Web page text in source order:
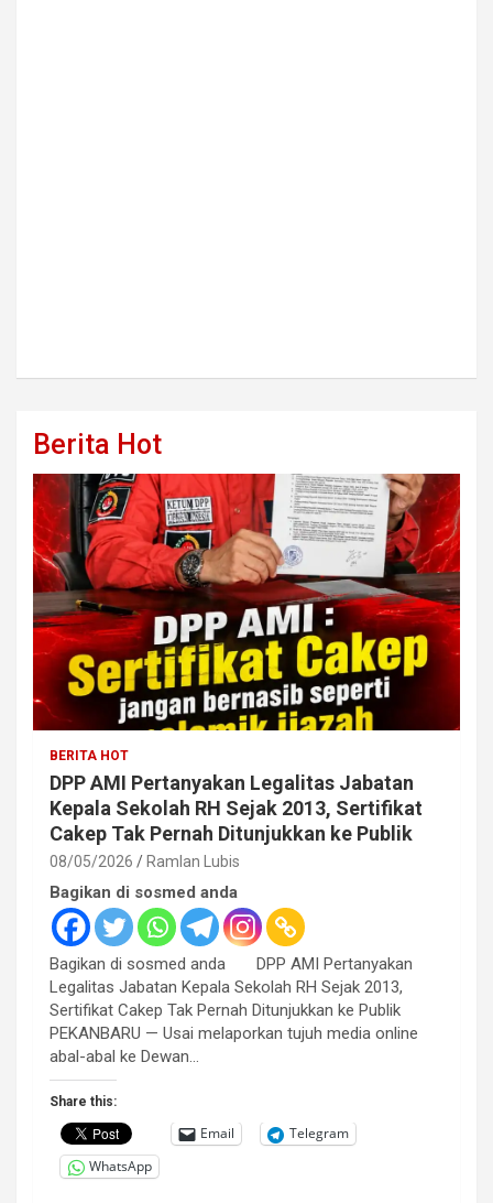
Berita Hot
BERITA HOT
DPP AMI Pertanyakan Legalitas Jabatan
Kepala Sekolah RH Sejak 2013, Sertifikat
Cakep Tak Pernah Ditunjukkan ke Publik
08/05/2026 Ramlan Lubis
Bagikan di sosmed anda
Bagikan di sosmed anda DPP AMI Pertanyakan
Legalitas Jabatan Kepala Sekolah RH Sejak 2013,
Sertifikat Cakep Tak Pernah Ditunjukkan ke Publik
PEKANBARU — Usai melaporkan tujuh media online
abal-abal ke Dewan…
Share this:
Email
Telegram
WhatsApp